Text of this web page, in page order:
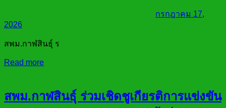
กรกฎาคม 17,
2026
สพม.กาฬสินธุ์ ร
Read more
สพม.กาฬสินธุ์ ร่วมเชิดชูเกียรติการแข่งขัน